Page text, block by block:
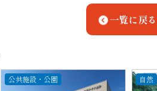
一覧に戻る
公共施設・公園 自然